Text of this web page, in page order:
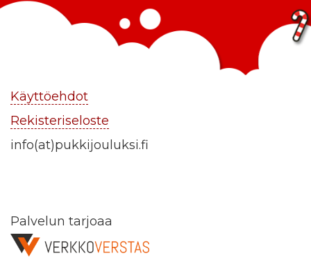
Käyttöehdot
Rekisteriseloste
info(at)pukkijouluksi.fi
Palvelun tarjoaa